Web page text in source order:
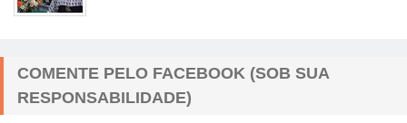
COMENTE PELO FACEBOOK (SOB SUA
RESPONSABILIDADE)